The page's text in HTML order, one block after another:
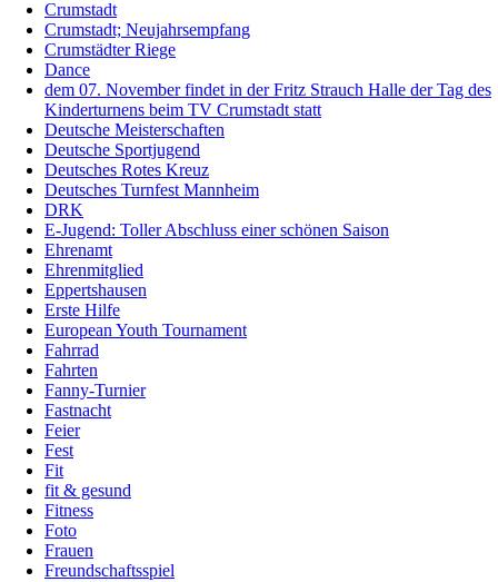
Crumstadt
Crumstadt; Neujahrsempfang
Crumstädter Riege
Dance
dem 07. November findet in der Fritz Strauch Halle der Tag des
Kinderturnens beim TV Crumstadt statt
Deutsche Meisterschaften
Deutsche Sportjugend
Deutsches Rotes Kreuz
Deutsches Turnfest Mannheim
DRK
E-Jugend: Toller Abschluss einer schönen Saison
Ehrenamt
Ehrenmitglied
Eppertshausen
Erste Hilfe
European Youth Tournament
Fahrrad
Fahrten
Fanny-Turnier
Fastnacht
Feier
Fest
Fit
fit & gesund
Fitness
Foto
Frauen
Freundschaftsspiel